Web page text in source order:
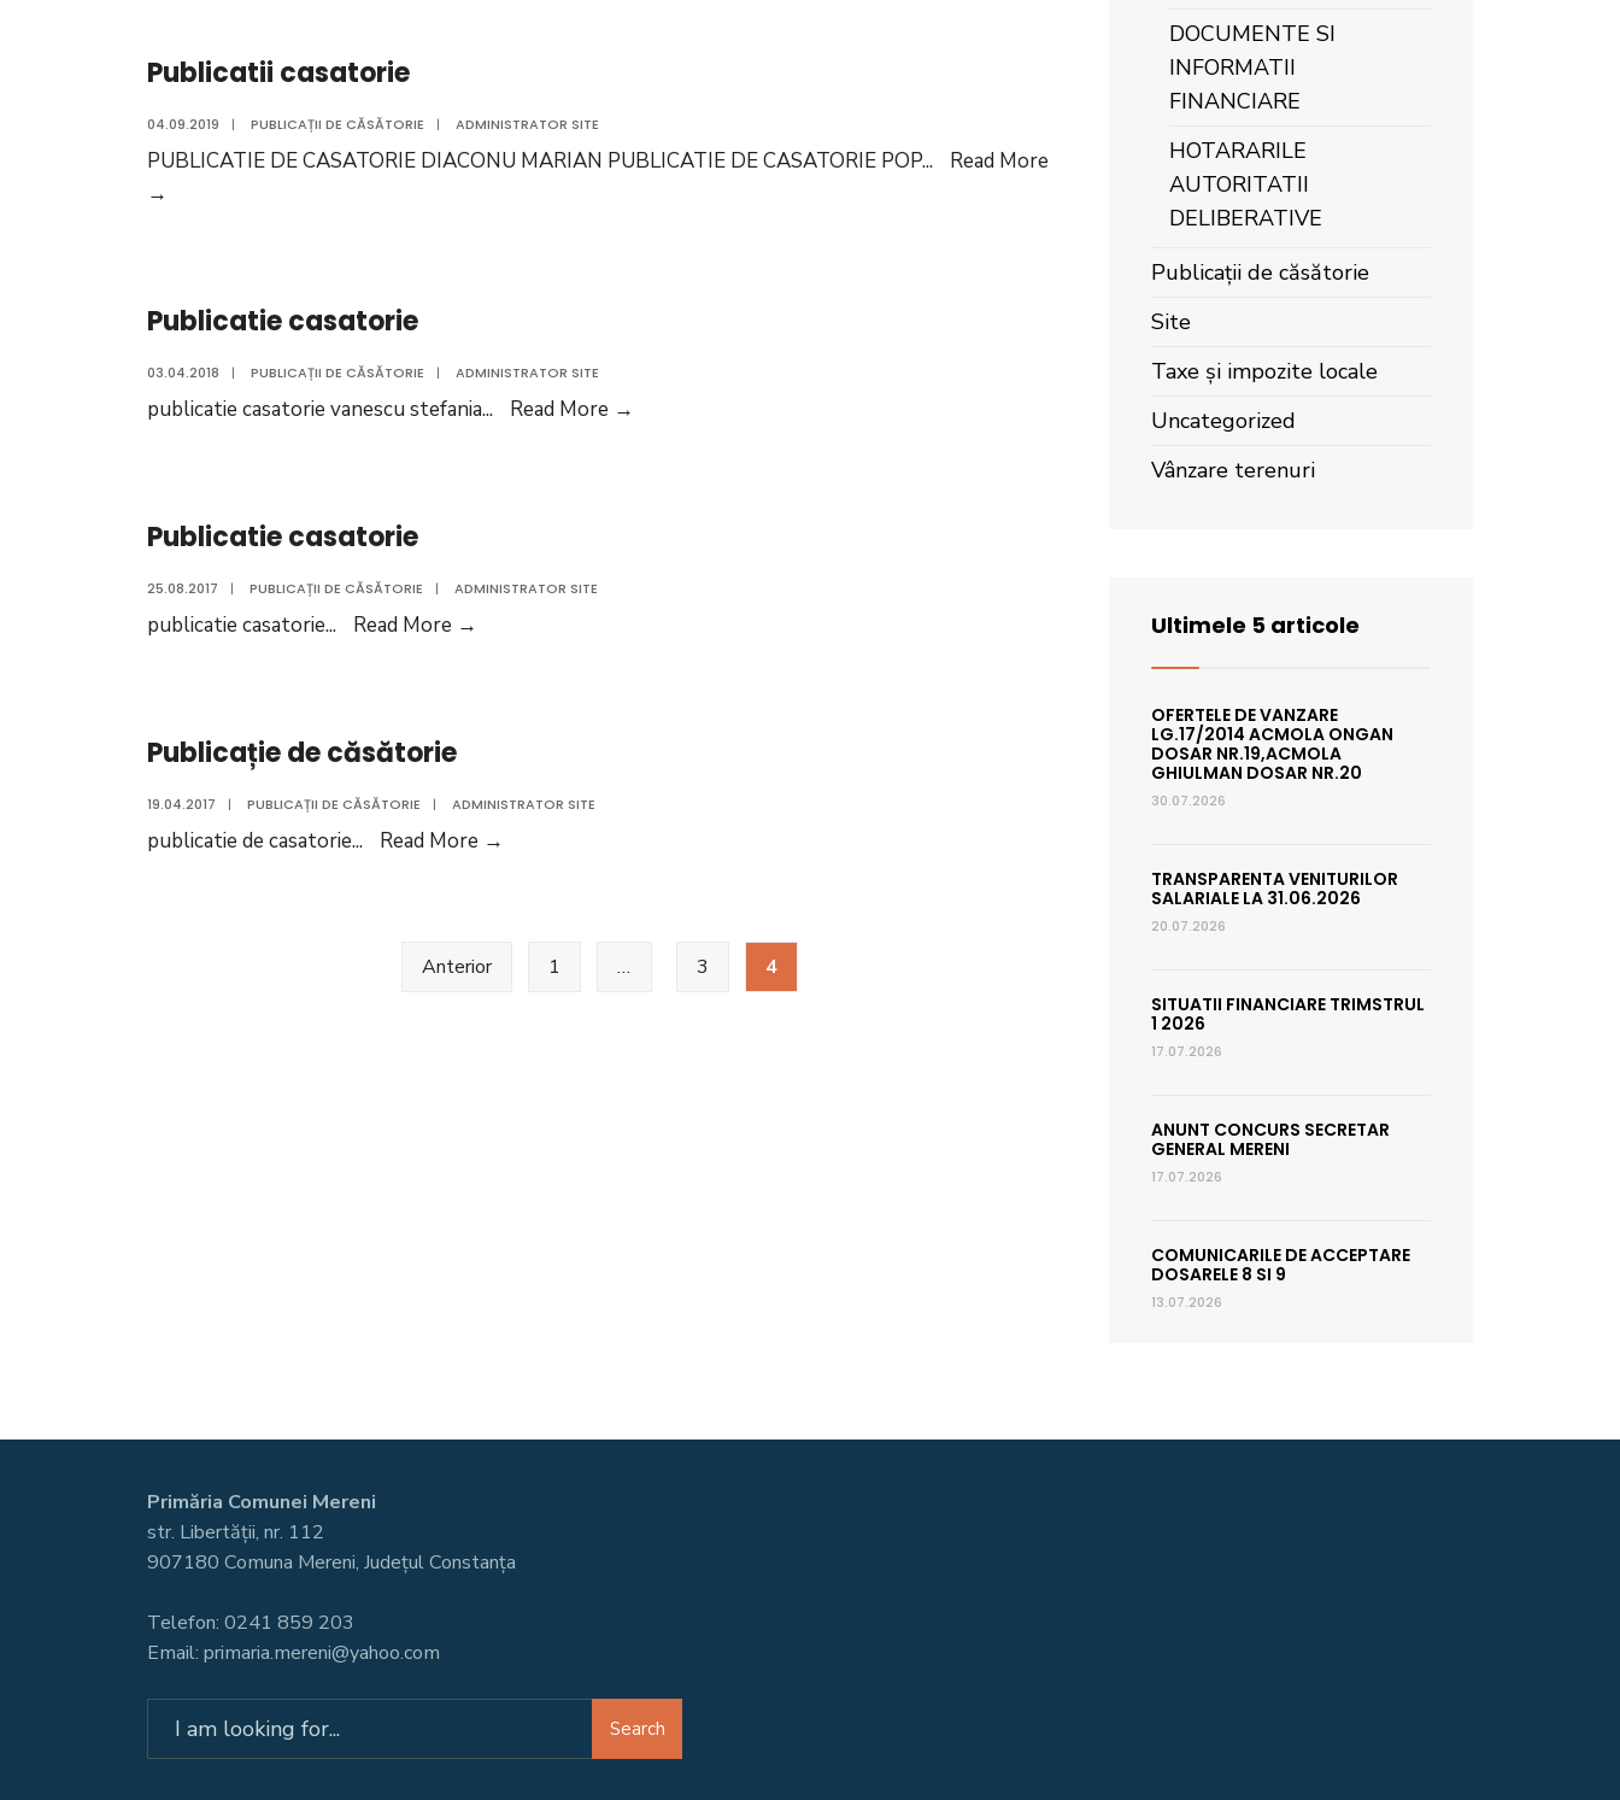
Publicatii casatorie
04.09.2019 | PUBLICAȚII DE CĂSĂTORIE | ADMINISTRATOR SITE
PUBLICATIE DE CASATORIE DIACONU MARIAN PUBLICATIE DE CASATORIE POP...
Read More
→
Publicatie casatorie
03.04.2018 | PUBLICAȚII DE CĂSĂTORIE | ADMINISTRATOR SITE
publicatie casatorie vanescu stefania... Read More →
Publicatie casatorie
25.08.2017 | PUBLICAȚII DE CĂSĂTORIE | ADMINISTRATOR SITE
publicatie casatorie... Read More →
Publicație de căsătorie
19.04.2017 | PUBLICAȚII DE CĂSĂTORIE | ADMINISTRATOR SITE
publicatie de casatorie... Read More →
Anterior 1 … 3 4
DOCUMENTE SI
INFORMATII
FINANCIARE
HOTARARILE
AUTORITATII
DELIBERATIVE
Publicații de căsătorie
Site
Taxe și impozite locale
Uncategorized
Vânzare terenuri
Ultimele 5 articole
OFERTELE DE VANZARE
LG.17/2014 ACMOLA ONGAN
DOSAR NR.19,ACMOLA
GHIULMAN DOSAR NR.20
30.07.2026
TRANSPARENTA VENITURILOR
SALARIALE LA 31.06.2026
20.07.2026
SITUATII FINANCIARE TRIMSTRUL
1 2026
17.07.2026
ANUNT CONCURS SECRETAR
GENERAL MERENI
17.07.2026
COMUNICARILE DE ACCEPTARE
DOSARELE 8 SI 9
13.07.2026
Primăria Comunei Mereni
str. Libertății, nr. 112
907180 Comuna Mereni, Județul Constanța
Telefon: 0241 859 203
Email: primaria.mereni@yahoo.com
Search